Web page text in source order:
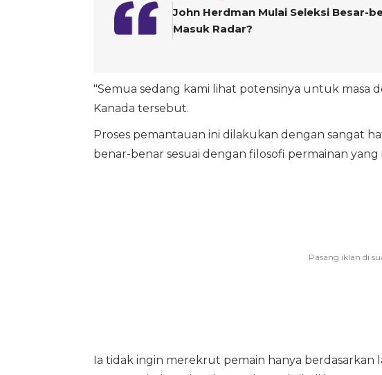
John Herdman Mulai Seleksi Besar-
Masuk Radar?
"Semua sedang kami lihat potensinya untuk masa
Kanada tersebut.
Proses pemantauan ini dilakukan dengan sangat
benar-benar sesuai dengan filosofi permainan
Ia tidak ingin merekrut pemain hanya